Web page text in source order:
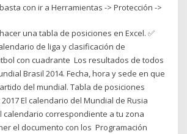
con ir a Herramientas -> Protección ->
una tabla de posiciones en Excel. ✅
de liga y clasificación de
con cuadrante Los resultados de todos
Brasil 2014. Fecha, hora y sede en que
del mundial. Tabla de posiciones
El calendario del Mundial de Rusia
calendario correspondiente a tu zona
el documento con los Programación